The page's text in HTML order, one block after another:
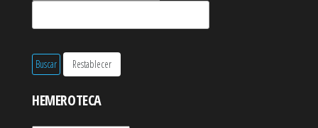
HEMEROTECA